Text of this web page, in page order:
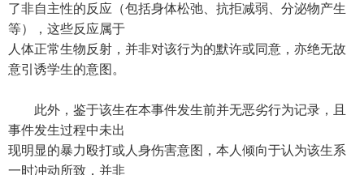
了非自主性的反应（包括身体松弛、抗拒减弱、分泌物产生
等），这些反应属于
人体正常生物反射，并非对该行为的默许或同意，亦绝无故
意引诱学生的意图。
此外，鉴于该生在本事件发生前并无恶劣行为记录，且
事件发生过程中未出
现明显的暴力殴打或人身伤害意图，本人倾向于认为该生系
一时冲动所致，并非